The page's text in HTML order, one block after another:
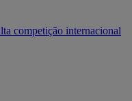
competição internacional